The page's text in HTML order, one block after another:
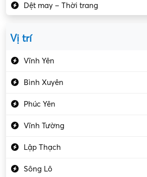
Dệt may – Thời trang
Vị trí
Vĩnh Yên
Bình Xuyên
Phúc Yên
Vĩnh Tường
Lập Thạch
Sông Lô